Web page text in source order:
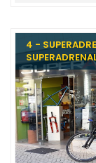
4 -